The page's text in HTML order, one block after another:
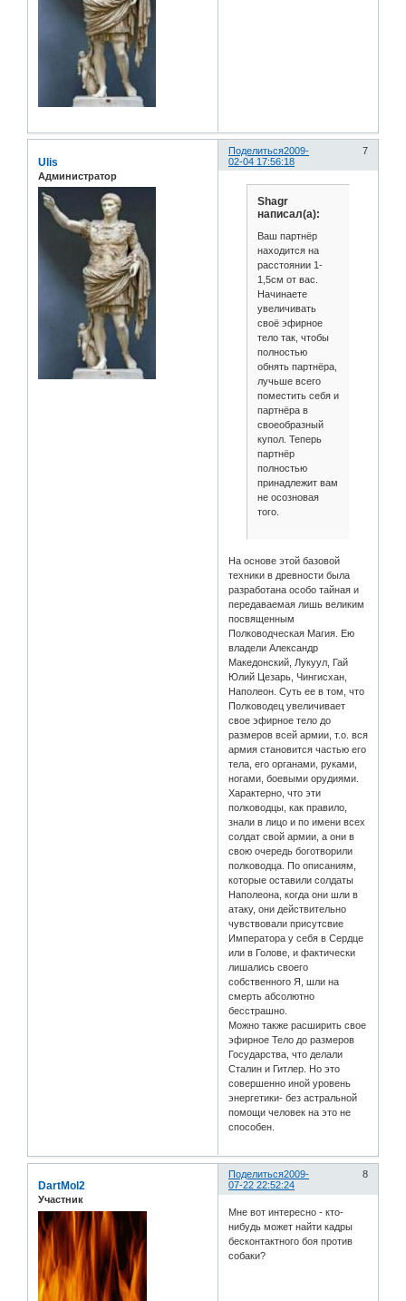
Поделиться 7
2009-
02-04 17:56:18
Ulis
Администратор
Shagr
написал(а):
Ваш партнёр
находится на
расстоянии 1-
1,5см от вас.
Начинаете
увеличивать
своё эфирное
тело так, чтобы
полностью
обнять партнёра,
лучьше всего
поместить себя и
партнёра в
своеобразный
купол. Теперь
партнёр
полностью
принадлежит вам
не осозновая
того.
На основе этой базовой
техники в древности была
разработана особо тайная и
передаваемая лишь великим
посвященным
Полководческая Магия. Ею
владели Александр
Македонский, Лукуул, Гай
Юлий Цезарь, Чингисхан,
Наполеон. Суть ее в том, что
Полководец увеличивает
свое эфирное тело до
размеров всей армии, т.о. вся
армия становится частью его
тела, его органами, руками,
ногами, боевыми орудиями.
Характерно, что эти
полководцы, как правило,
знали в лицо и по имени всех
солдат свой армии, а они в
свою очередь боготворили
полководца. По описаниям,
которые оставили солдаты
Наполеона, когда они шли в
атаку, они действительно
чувствовали присутсвие
Императора у себя в Сердце
или в Голове, и фактически
лишались своего
собственного Я, шли на
смерть абсолютно
бесстрашно.
Можно также расширить свое
эфирное Тело до размеров
Государства, что делали
Сталин и Гитлер. Но это
совершенно иной уровень
энергетики- без астральной
помощи человек на это не
способен.
Поделиться 8
2009-
07-22 22:52:24
DartMol2
Участник
Мне вот интересно - кто-
нибудь может найти кадры
бесконтактного боя против
собаки?